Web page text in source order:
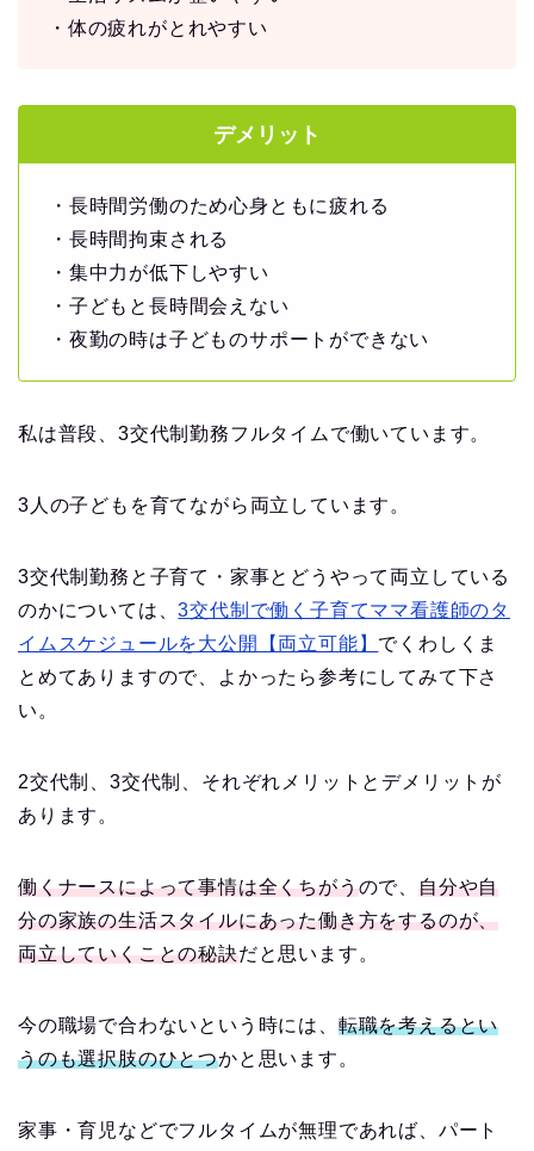
・体の疲れがとれやすい
デメリット
・長時間労働のため心身ともに疲れる
・長時間拘束される
・集中力が低下しやすい
・子どもと長時間会えない
・夜勤の時は子どものサポートができない
私は普段、3交代制勤務フルタイムで働いています。
3人の子どもを育てながら両立しています。
3交代制勤務と子育て・家事とどうやって両立している
のかについては、3交代制で働く子育てママ看護師のタ
イムスケジュールを大公開【両立可能】 でくわしくま
とめてありますので、よかったら参考にしてみて下さ
い。
2交代制、3交代制、それぞれメリットとデメリットが
あります。
働くナースによって事情は全くちがうので、自分や自
分の家族の生活スタイルにあった働き方をするのが、
両立していくことの秘訣だと思います。
今の職場で合わないという時には、 転職を考えるとい
うのも選択肢のひとつかと思います。
家事・育児などでフルタイムが無理であれば、パート